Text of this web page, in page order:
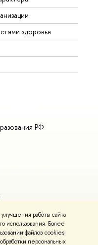
работы сайта
использования. Более
файлов cookies
персональных
здоровья
РФ